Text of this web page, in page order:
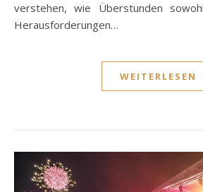
verstehen, wie Überstunden
Herausforderungen…
WEITERLESEN